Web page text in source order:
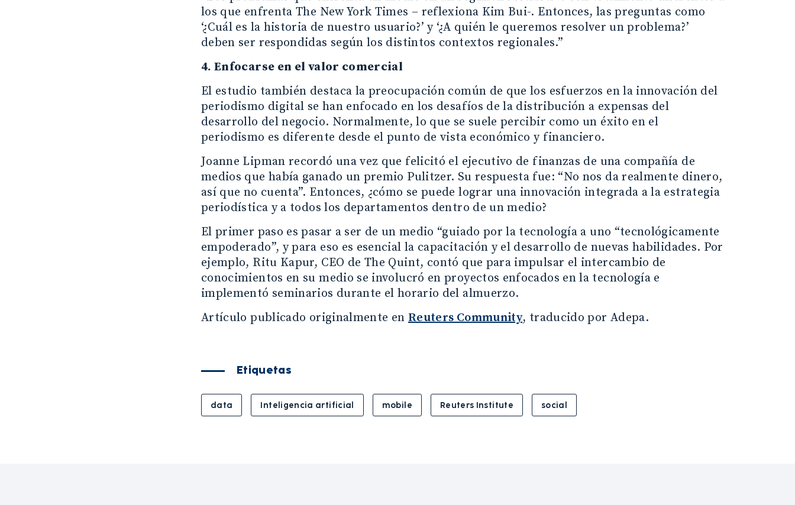
los que enfrenta The New York Times – reflexiona Kim Bui-. Entonces, las preguntas como
‘¿Cuál es la historia de nuestro usuario?’ y ‘¿A quién le queremos resolver un problema?’
deben ser respondidas según los distintos contextos regionales.”
4. Enfocarse en el valor comercial
El estudio también destaca la preocupación común de que los esfuerzos en la innovación del
periodismo digital se han enfocado en los desafíos de la distribución a expensas del
desarrollo del negocio. Normalmente, lo que se suele percibir como un éxito en el
periodismo es diferente desde el punto de vista económico y financiero.
Joanne Lipman recordó una vez que felicitó el ejecutivo de finanzas de una compañía de
medios que había ganado un premio Pulitzer. Su respuesta fue: “No nos da realmente dinero,
así que no cuenta”. Entonces, ¿cómo se puede lograr una innovación integrada a la estrategia
periodística y a todos los departamentos dentro de un medio?
El primer paso es pasar a ser de un medio “guiado por la tecnología a uno “tecnológicamente
empoderado”, y para eso es esencial la capacitación y el desarrollo de nuevas habilidades. Por
ejemplo, Ritu Kapur, CEO de The Quint, contó que para impulsar el intercambio de
conocimientos en su medio se involucró en proyectos enfocados en la tecnología e
implementó seminarios durante el horario del almuerzo.
Artículo publicado originalmente en Reuters Community, traducido por Adepa.
Etiquetas
data Inteligencia artificial mobile Reuters Institute social